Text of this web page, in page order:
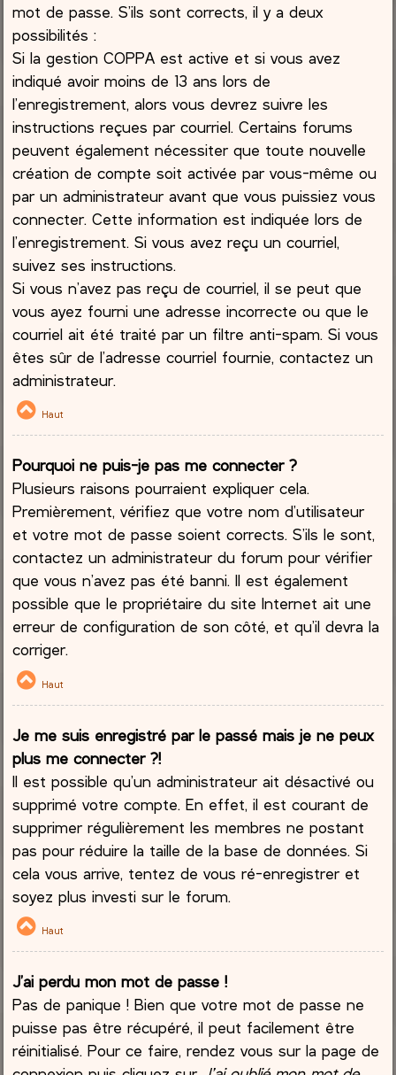
mot de passe. S’ils sont corrects, il y a deux
possibilités :
Si la gestion COPPA est active et si vous avez
indiqué avoir moins de 13 ans lors de
l’enregistrement, alors vous devrez suivre les
instructions reçues par courriel. Certains forums
peuvent également nécessiter que toute nouvelle
création de compte soit activée par vous-même ou
par un administrateur avant que vous puissiez vous
connecter. Cette information est indiquée lors de
l’enregistrement. Si vous avez reçu un courriel,
suivez ses instructions.
Si vous n’avez pas reçu de courriel, il se peut que
vous ayez fourni une adresse incorrecte ou que le
courriel ait été traité par un filtre anti-spam. Si vous
êtes sûr de l’adresse courriel fournie, contactez un
administrateur.
Haut
Pourquoi ne puis-je pas me connecter ?
Plusieurs raisons pourraient expliquer cela.
Premièrement, vérifiez que votre nom d’utilisateur
et votre mot de passe soient corrects. S’ils le sont,
contactez un administrateur du forum pour vérifier
que vous n’avez pas été banni. Il est également
possible que le propriétaire du site Internet ait une
erreur de configuration de son côté, et qu’il devra la
corriger.
Haut
Je me suis enregistré par le passé mais je ne peux
plus me connecter ?!
Il est possible qu’un administrateur ait désactivé ou
supprimé votre compte. En effet, il est courant de
supprimer régulièrement les membres ne postant
pas pour réduire la taille de la base de données. Si
cela vous arrive, tentez de vous ré-enregistrer et
soyez plus investi sur le forum.
Haut
J’ai perdu mon mot de passe !
Pas de panique ! Bien que votre mot de passe ne
puisse pas être récupéré, il peut facilement être
réinitialisé. Pour ce faire, rendez vous sur la page de